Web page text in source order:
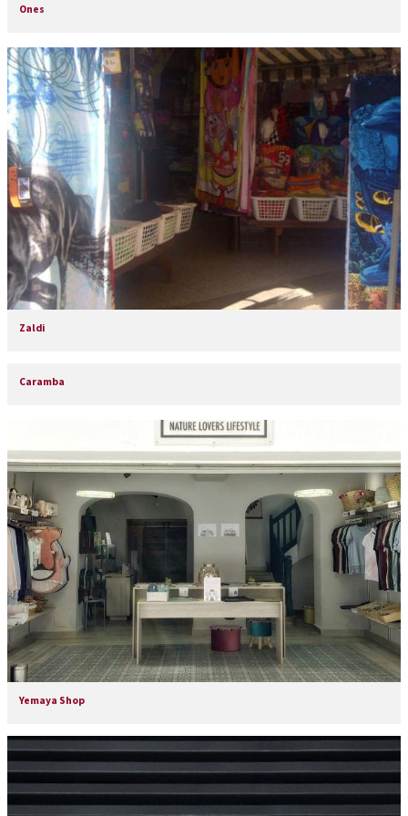
Ones
Zaldi
Caramba
Yemaya Shop